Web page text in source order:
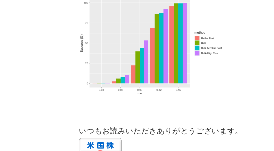
いつもお読みいただきありがとうございます。